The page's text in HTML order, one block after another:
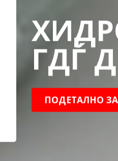
ГДЃ
ПОДЕТАЛНО